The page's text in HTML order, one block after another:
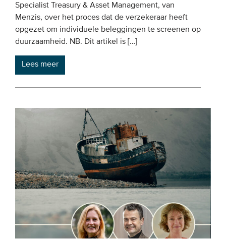
Specialist Treasury & Asset Management, van
Menzis, over het proces dat de verzekeraar heeft
opgezet om individuele beleggingen te screenen op
duurzaamheid. NB. Dit artikel is […]
Lees meer